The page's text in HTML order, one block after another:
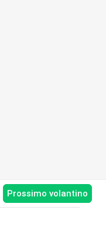
Prossimo volantino